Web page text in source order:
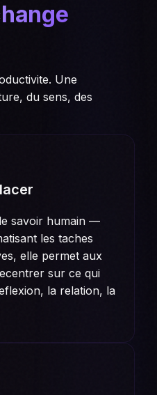
Une
du sens, des
savoir humain —
les taches
elle permet aux
sur ce qui
la relation, la